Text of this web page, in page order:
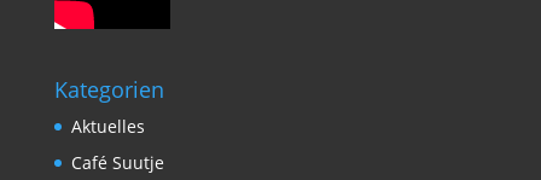
Kategorien
Aktuelles
Café Suutje